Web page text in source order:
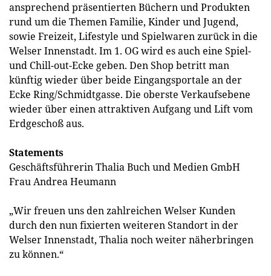
ansprechend präsentierten Büchern und Produkten
rund um die Themen Familie, Kinder und Jugend,
sowie Freizeit, Lifestyle und Spielwaren zurück in die
Welser Innenstadt. Im 1. OG wird es auch eine Spiel-
und Chill-out-Ecke geben. Den Shop betritt man
künftig wieder über beide Eingangsportale an der
Ecke Ring/Schmidtgasse. Die oberste Verkaufsebene
wieder über einen attraktiven Aufgang und Lift vom
Erdgeschoß aus.
Statements
Geschäftsführerin Thalia Buch und Medien GmbH
Frau Andrea Heumann
„Wir freuen uns den zahlreichen Welser Kunden
durch den nun fixierten weiteren Standort in der
Welser Innenstadt, Thalia noch weiter näherbringen
zu können.“